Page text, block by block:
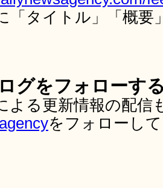
「タイトル」「概要
グをフォローす
よる更新情報の配
をフォローし